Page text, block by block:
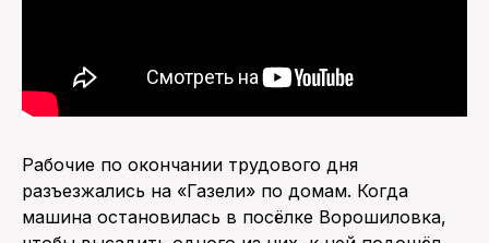
Рабочие по окончании трудового дня
разъезжались на «Газели» по домам. Когда
машина остановилась в посёлке Ворошиловка,